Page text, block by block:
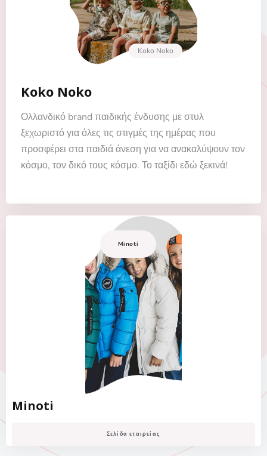
Koko Noko
Koko Noko
Ολλανδικό brand παιδικής ένδυσης με στυλ
ξεχωριστό για όλες τις στιγμές της ημέρας που
προσφέρει στα παιδιά άνεση για να ανακαλύψουν τον
κόσμο, τον δικό τους κόσμο. Το ταξίδι εδώ ξεκινά!
Minoti
Minoti
Σελίδα εταιρείας